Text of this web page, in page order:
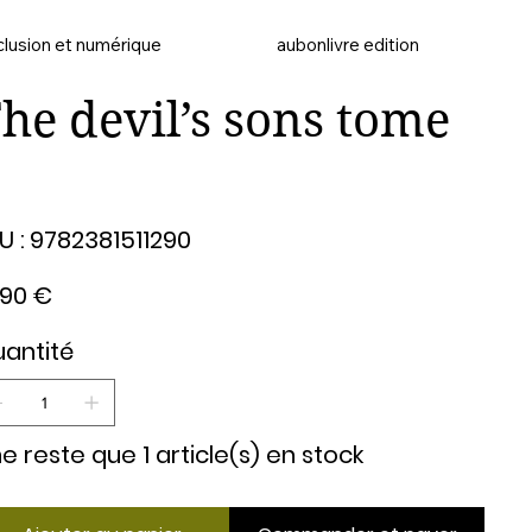
et numérique aubonlivre edition
devil’s sons tome
: 9782381511290
9782381511290
€
reste que 1 article(s) en stock